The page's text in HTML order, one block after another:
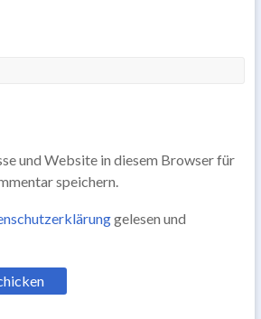
und Website in diesem Browser für
speichern.
gelesen und